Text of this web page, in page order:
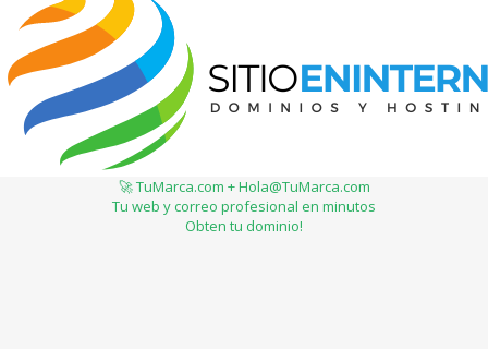
🚀 TuMarca.com + Hola@TuMarca.com
Tu web y correo profesional en minutos
Obten tu dominio!